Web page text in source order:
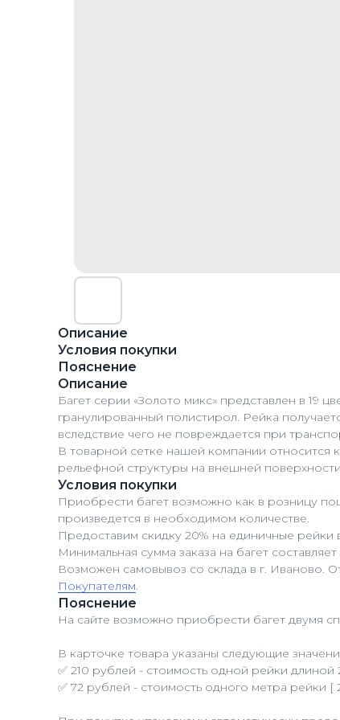
Описание
Условия покупки
Пояснение
Описание
Багет серии «Золото микс» представлен в 19
гранулированный полистирол. Рейка
вследствие чего не повреждается при
В товарной сетке нашей компании относится
рельефной структуры на внешней
Условия покупки
Приобрести багет возможно как в розницу
произведется в необходимом количестве.
Предоставим скидку 20% на единичные рейки
Минимальная сумма заказа на багет
Возможен самовывоз со склада в г. Иваново.
Покупателям.
Пояснение
На сайте возможно приобрести багет двумя
В карточке товара указаны следующие
✅ 210 рублей - стоимость одной рейки длиной
✅ 72 рублей - стоимость одного метра рейки [